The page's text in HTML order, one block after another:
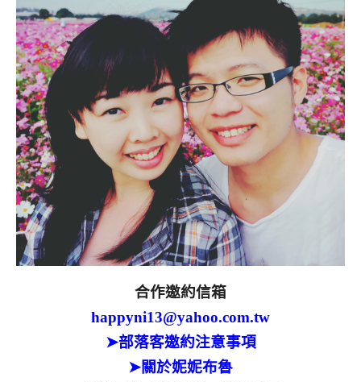
合作邀約信箱
happyni13@yahoo.com.tw
➤部落客邀約注意事項
➤關於妮妮布魯